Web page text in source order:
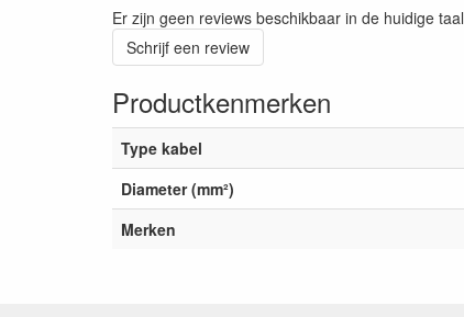
Er zijn geen reviews beschikbaar in de huidige taal
Schrijf een review
Productkenmerken
Type kabel
Diameter (mm²)
Merken